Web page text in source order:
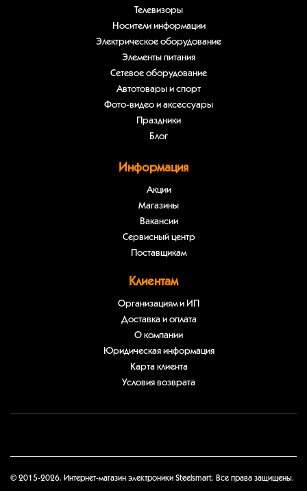
Телевизоры
Носители информации
Электрическое оборудование
Элементы питания
Сетевое оборудование
Автотовары и спорт
Фото-видео и аксессуары
Праздники
Блог
Информация
Акции
Магазины
Вакансии
Сервисный центр
Поставщикам
Клиентам
Организациям и ИП
Доставка и оплата
О компании
Юридическая информация
Карта клиента
Условия возврата
© 2015-2026. Интернет-магазин электроники Steelsmart. Все права защищены.